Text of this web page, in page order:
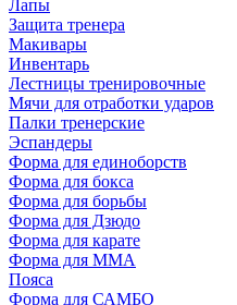
Лапы
Защита тренера
Макивары
Инвентарь
Лестницы тренировочные
Мячи для отработки ударов
Палки тренерские
Эспандеры
Форма для единоборств
Форма для бокса
Форма для борьбы
Форма для Дзюдо
Форма для карате
Форма для MMA
Пояса
Форма для САМБО